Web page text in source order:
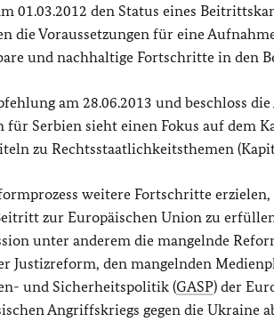
01.03.2012 den Status eines
die Voraussetzungen für eine
und nachhaltige Fortschritte in den
am 28.06.2013 und beschloss
Serbien sieht einen Fokus auf dem
zu Rechtsstaatlichkeitsthemen
weitere Fortschritte
zur Europäischen Union zu
unter anderem die mangelnde
Justizreform, den mangelnden
und Sicherheitspolitik (GASP) der
Angriffskriegs gegen die Ukraine